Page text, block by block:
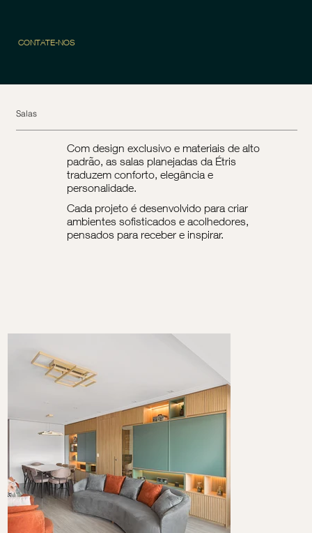
CONTATE-NOS
Salas
Com design exclusivo e materiais de alto
padrão, as salas planejadas da Étris
traduzem conforto, elegância e
personalidade.
Cada projeto é desenvolvido para criar
ambientes sofisticados e acolhedores,
pensados para receber e inspirar.